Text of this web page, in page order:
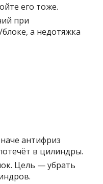
его тоже.
при
а недотяжка
антифриз
в цилиндры.
Цель — убрать